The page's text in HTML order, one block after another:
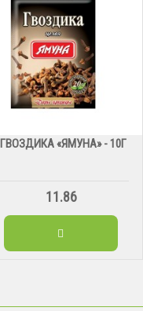
ГВОЗДИКА «ЯМУНА» - 10Г
11.86